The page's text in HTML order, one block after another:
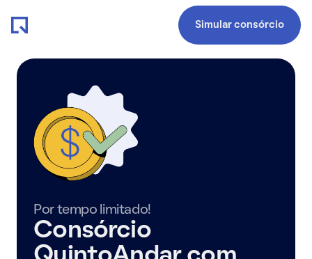
Simular consórcio
Por tempo limitado!
Consórcio